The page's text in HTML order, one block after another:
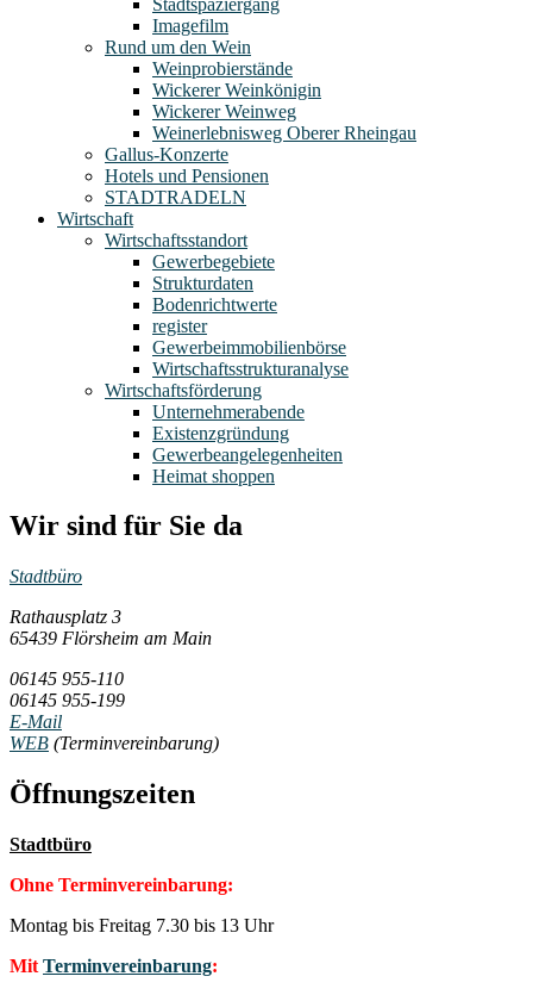
Imagefilm
Rund um den Wein
Weinprobierstände
Wickerer Weinkönigin
Wickerer Weinweg
Weinerlebnisweg Oberer Rheingau
Gallus-Konzerte
Hotels und Pensionen
STADTRADELN
Wirtschaft
Wirtschaftsstandort
Gewerbegebiete
Strukturdaten
Bodenrichtwerte
register
Gewerbeimmobilienbörse
Wirtschaftsstrukturanalyse
Wirtschaftsförderung
Unternehmerabende
Existenzgründung
Gewerbeangelegenheiten
Heimat shoppen
Wir sind für Sie da
Stadtbüro
Rathausplatz 3
65439 Flörsheim am Main
06145 955-110
06145 955-199
E-Mail
WEB (Terminvereinbarung)
Öffnungszeiten
Stadtbüro
Ohne Terminvereinbarung:
Montag bis Freitag 7.30 bis 13 Uhr
Mit Terminvereinbarung: